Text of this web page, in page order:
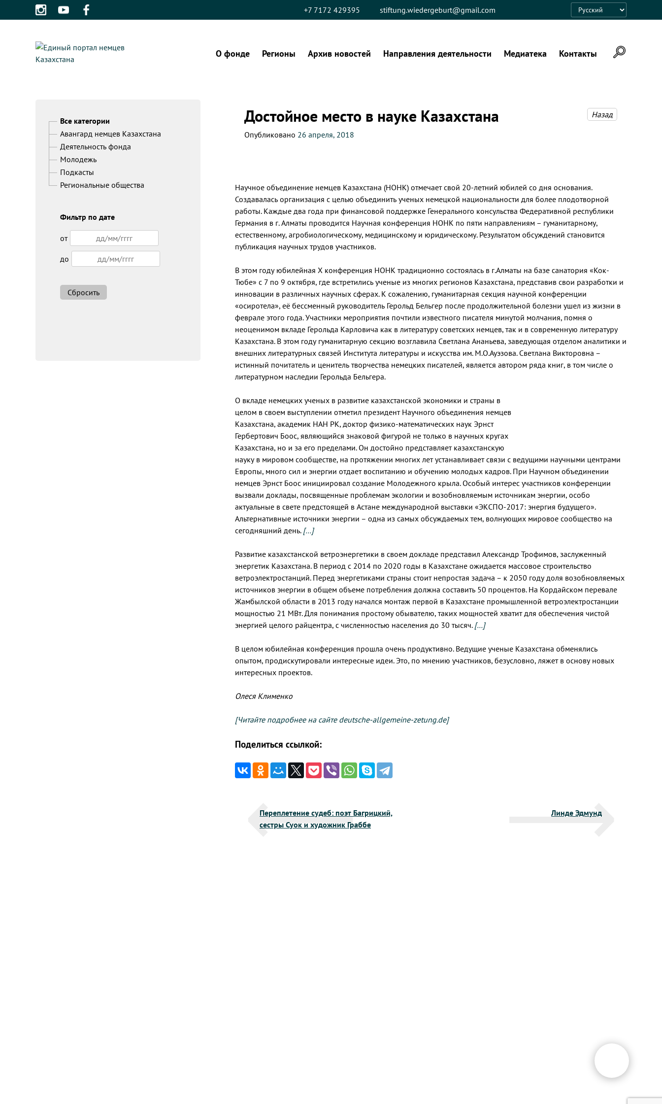
+7 7172 429395 stiftung.wiedergeburt@gmail.com
Language
О фонде Регионы Архив новостей Направления деятельности Медиатека Контакты
Достойное место в науке Казахстана Назад
Опубликовано 26 апреля, 2018
Научное объединение немцев Казахстана (НОНК) отмечает свой 20-летний юбилей со дня основания.
Создавалась организация с целью объединить ученых немецкой национальности для более плодотворной
работы. Каждые два года при финансовой поддержке Генерального консульства Федеративной республики
Германия в г. Алматы проводится Научная конференция НОНК по пяти направлениям – гуманитарному,
естественному, агробиологическому, медицинскому и юридическому. Результатом обсуждений становится
публикация научных трудов участников.
В этом году юбилейная Х конференция НОНК традиционно состоялась в г.Алматы на базе санатория «Кок-
Тюбе» с 7 по 9 октября, где встретились ученые из многих регионов Казахстана, представив свои разработки и
инновации в различных научных сферах. К сожалению, гуманитарная секция научной конференции
«осиротела», её бессменный руководитель Герольд Бельгер после продолжительной болезни ушел из жизни в
феврале этого года. Участники мероприятия почтили известного писателя минутой молчания, помня о
неоценимом вкладе Герольда Карловича как в литературу советских немцев, так и в современную литературу
Казахстана. В этом году гуманитарную секцию возглавила Светлана Ананьева, заведующая отделом аналитики и
внешних литературных связей Института литературы и искусства им. М.О.Ауэзова. Светлана Викторовна –
истинный почитатель и ценитель творчества немецких писателей, является автором ряда книг, в том числе о
литературном наследии Герольда Бельгера.
О вкладе немецких ученых в развитие казахстанской экономики и страны в
целом в своем выступлении отметил президент Научного объединения немцев
Казахстана, академик НАН РК, доктор физико-математических наук Эрнст
Гербертович Боос, являющийся знаковой фигурой не только в научных кругах
Казахстана, но и за его пределами. Он достойно представляет казахстанскую
науку в мировом сообществе, на протяжении многих лет устанавливает связи с ведущими научными центрами
Европы, много сил и энергии отдает воспитанию и обучению молодых кадров. При Научном объединении
немцев Эрнст Боос инициировал создание Молодежного крыла. Особый интерес участников конференции
вызвали доклады, посвященные проблемам экологии и возобновляемым источникам энергии, особо
актуальные в свете предстоящей в Астане международной выставки «ЭКСПО-2017: энергия будущего».
Альтернативные источники энергии – одна из самых обсуждаемых тем, волнующих мировое сообщество на
сегодняшний день. […]
Развитие казахстанской ветроэнергетики в своем докладе представил Александр Трофимов, заслуженный
энергетик Казахстана. В период с 2014 по 2020 годы в Казахстане ожидается массовое строительство
ветроэлектростанций. Перед энергетиками страны стоит непростая задача – к 2050 году доля возобновляемых
источников энергии в общем объеме потребления должна составить 50 процентов. На Кордайском перевале
Жамбылской области в 2013 году начался монтаж первой в Казахстане промышленной ветроэлектростанции
мощностью 21 МВт. Для понимания простому обывателю, таких мощностей хватит для обеспечения чистой
энергией целого райцентра, с численностью населения до 30 тысяч. […]
В целом юбилейная конференция прошла очень продуктивно. Ведущие ученые Казахстана обменялись
опытом, продискутировали интересные идеи. Это, по мнению участников, безусловно, ляжет в основу новых
интересных проектов.
Олеся Клименко
[Читайте подробнее на сайте deutsche-allgemeine-zetung.de]
Поделиться ссылкой:
Переплетение судеб: поэт Багрицкий,
сестры Суок и художник Граббе
Линде Эдмунд
Все категории
Авангард немцев Казахстана
Деятельность фонда
Молодежь
Подкасты
Региональные общества
Фильтр по дате
от
до
Сбросить